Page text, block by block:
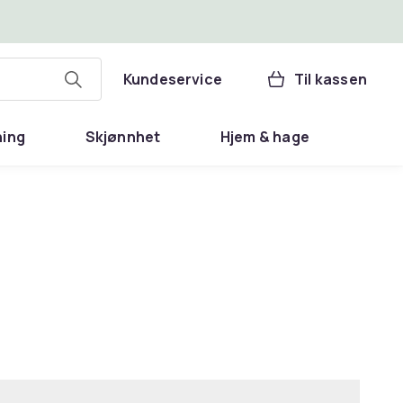
Kundeservice Til kassen
Skjønnhet Hjem & hage